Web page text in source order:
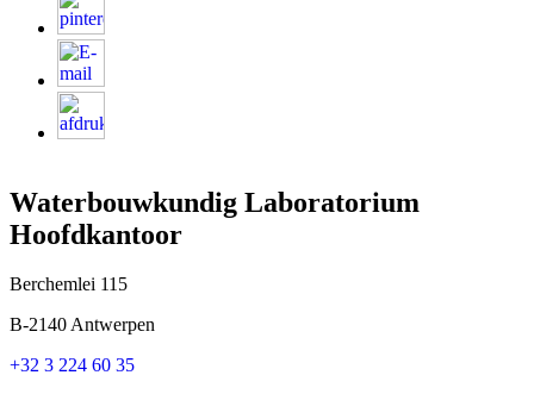
Waterbouwkundig Laboratorium
Hoofdkantoor
Berchemlei 115
B-2140 Antwerpen
+32 3 224 60 35